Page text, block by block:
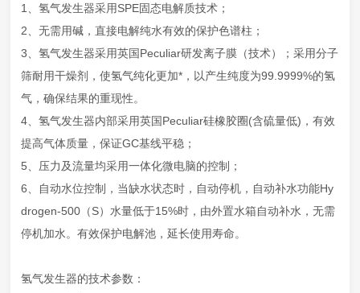
1、氢气发生器采用SPE固态电解质技术；
2、无需用碱，直接电解纯水有效的保护色谱柱；
3、氢气发生器采用英国Peculiar研发离子膜（技术）；采用分子
筛耐用干燥剂，使氢气纯化更加*，以产生纯度为99.9999%的氢
气，确保结果的重现性。
4、氢气发生器内部采用英国Peculiar硅橡胶圈(含硫量低)，有效
提高气体质量，保证GC基线平稳；
5、压力及流量均采用一体化微电脑的控制；
6、自动水位控制，当缺水状态时，自动停机，自动补水功能Hy
drogen-500（S）水量低于15%时，由外置水箱自动补水，无需
停机加水。有效保护电解池，延长使用寿命。
氢气发生器的技术参数：